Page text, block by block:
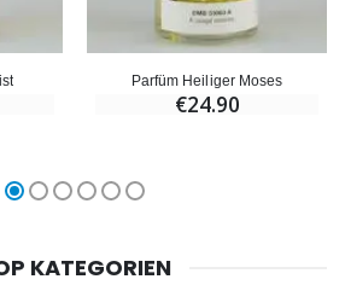
Parfüm Heiliger Moses
€24.90
KATEGORIEN